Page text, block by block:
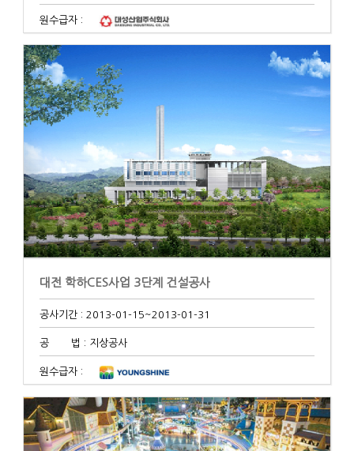
원수급자 :
대전 학하CES사업 3단계 건설공사
공사기간 : 2013-01-15~2013-01-31
공 법 : 지상공사
원수급자 :